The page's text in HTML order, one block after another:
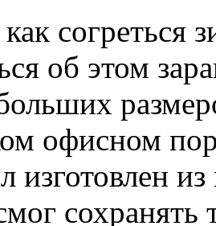
как
об этом
офисном
изготовлен
сохранять